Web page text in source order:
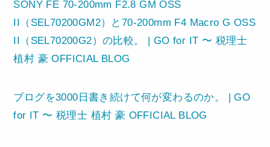
SONY FE 70-200mm F2.8 GM OSS
II（SEL70200GM2）と70-200mm F4 Macro G OSS
II（SEL70200G2）の比較。 | GO for IT 〜 税理士
植村 豪 OFFICIAL BLOG
ブログを3000日書き続けて何が変わるのか。 | GO
for IT 〜 税理士 植村 豪 OFFICIAL BLOG